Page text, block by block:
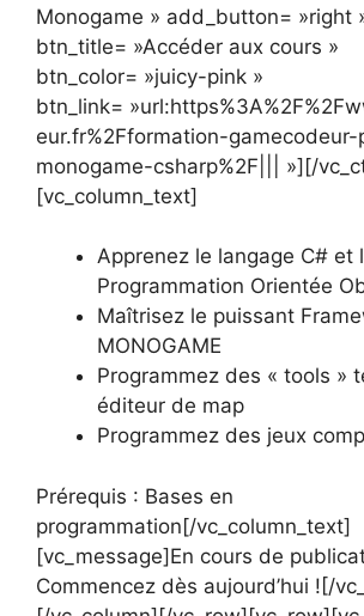
Monogame » add_button= »right
btn_title= »Accéder aux cours »
btn_color= »juicy-pink »
btn_link=
eur.fr%2Fformation-gamecodeur-
monogame-csharp%2F||| »][/
[vc_column_text]
Apprenez le langage C# et
Programmation Orientée
Maîtrisez le puissant
MONOGAME
Programmez des « tools »
éditeur de map
Programmez des jeux
Prérequis : Bases en
programmation[/vc_column_text]
[vc_message]En cours de
Commencez dès aujourd’hui ![/